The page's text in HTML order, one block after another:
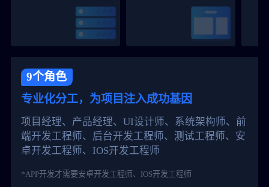
9个角色
专业化分工，为项目注入成功基因
项目经理、产品经理、UI设计师、系统架构师、前
端开发工程师、后台开发工程师、测试工程师、安
卓开发工程师、IOS开发工程师
*APP开发才需要安卓开发工程师、IOS开发工程师